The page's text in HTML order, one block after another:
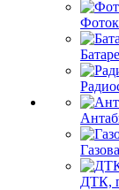
ДТК,